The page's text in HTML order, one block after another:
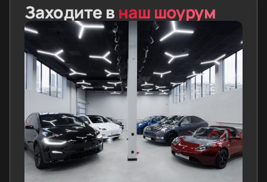
Заходите в наш шоурум